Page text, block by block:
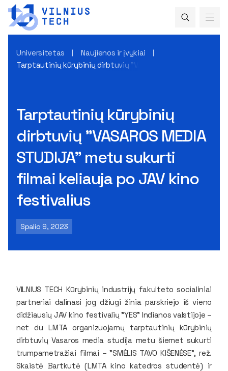
Universitetas
Naujienos ir įvykiai
Tarptautinių kūrybinių dirbtuvių "VASAROS MEDIA
Tarptautinių kūrybinių
dirbtuvių "VASAROS MEDIA
STUDIJA" metu sukurti
filmai keliauja po JAV kino
festivalius
Spalio 9, 2023
VILNIUS TECH Kūrybinių industrijų fakulteto socialiniai
partneriai dalinasi jog džiugi žinia parskriejo iš vieno
didžiausių JAV kino festivalių "YES" Indianos valstijoje –
net du LMTA organizuojamų tarptautinių kūrybinių
dirbtuvių Vasaros media studija metu šiemet sukurti
trumpametražiai filmai – "SMĖLIS TAVO KIŠENĖSE", rež.
Skaistė Bartkutė (LMTA kino katedros studentė) ir